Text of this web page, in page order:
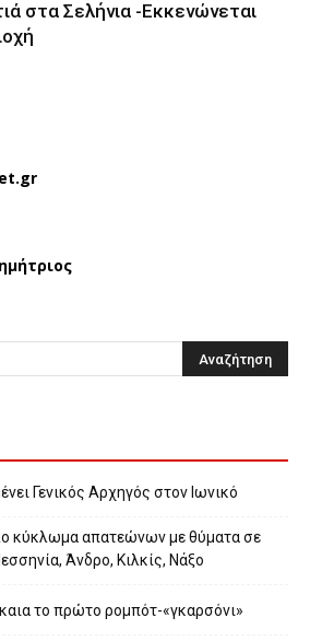
στα Σελήνια -Εκκενώνεται
Γενικός Αρχηγός στον Ιωνικό
κύκλωμα απατεώνων με θύματα σε
Άνδρο, Κιλκίς, Νάξο
το πρώτο ρομπότ-«γκαρσόνι»